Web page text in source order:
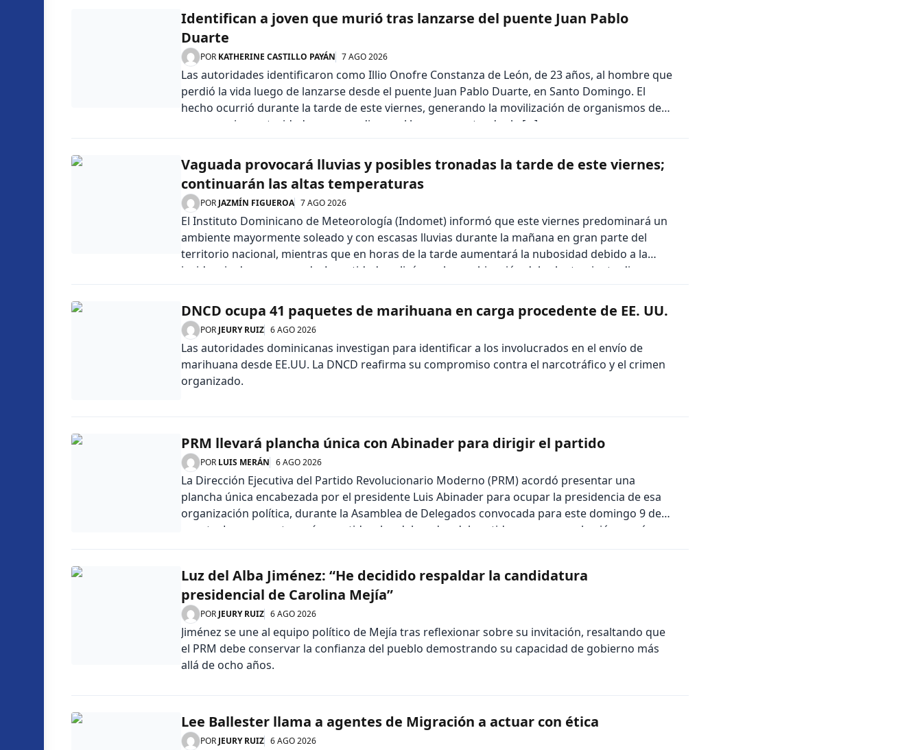
Identifican a joven que murió tras lanzarse del puente Juan Pablo
Duarte
POR KATHERINE CASTILLO PAYÁN 7 AGO 2026
Las autoridades identificaron como Illio Onofre Constanza de León, de 23 años, al hombre que
perdió la vida luego de lanzarse desde el puente Juan Pablo Duarte, en Santo Domingo. El
hecho ocurrió durante la tarde de este viernes, generando la movilización de organismos de
emergencia y autoridades que acudieron al lugar para atender la […]
Vaguada provocará lluvias y posibles tronadas la tarde de este viernes;
continuarán las altas temperaturas
POR JAZMÍN FIGUEROA 7 AGO 2026
El Instituto Dominicano de Meteorología (Indomet) informó que este viernes predominará un
ambiente mayormente soleado y con escasas lluvias durante la mañana en gran parte del
territorio nacional, mientras que en horas de la tarde aumentará la nubosidad debido a la
incidencia de una vaguada. La entidad explicó que la combinación del calentamiento diurno y
DNCD ocupa 41 paquetes de marihuana en carga procedente de EE. UU.
POR JEURY RUIZ 6 AGO 2026
Las autoridades dominicanas investigan para identificar a los involucrados en el envío de
marihuana desde EE.UU. La DNCD reafirma su compromiso contra el narcotráfico y el crimen
organizado.
PRM llevará plancha única con Abinader para dirigir el partido
POR LUIS MERÁN 6 AGO 2026
La Dirección Ejecutiva del Partido Revolucionario Moderno (PRM) acordó presentar una
plancha única encabezada por el presidente Luis Abinader para ocupar la presidencia de esa
organización política, durante la Asamblea de Delegados convocada para este domingo 9 de
agosto. La propuesta será sometida a los delegados del partido para su aprobación, según
Luz del Alba Jiménez: “He decidido respaldar la candidatura
presidencial de Carolina Mejía”
POR JEURY RUIZ 6 AGO 2026
Jiménez se une al equipo político de Mejía tras reflexionar sobre su invitación, resaltando que
el PRM debe conservar la confianza del pueblo demostrando su capacidad de gobierno más
allá de ocho años.
Lee Ballester llama a agentes de Migración a actuar con ética
POR JEURY RUIZ 6 AGO 2026